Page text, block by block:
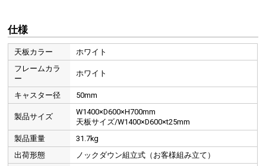
仕様
天板カラー
ホワイト
フレームカラ
ー
ホワイト
キャスター径 50mm
製品サイズ
W1400×D600×H700mm
天板サイズ/W1400×D600×t25mm
製品重量
31.7kg
出荷形態
ノックダウン組立式（お客様組み立て）